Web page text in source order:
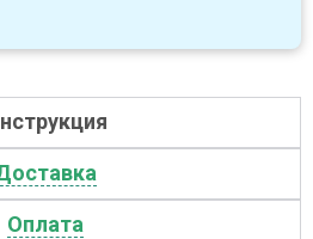
Оплата